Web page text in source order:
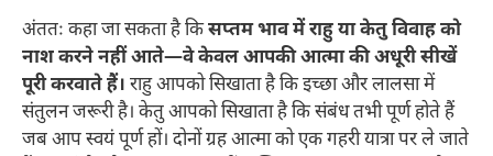
अंततः कहा जा सकता है किसप्तम भाव में राहु या केतु विवाह को
नाश करने नहीं आते—वे केवल आपकी आत्मा की अधूरी सीखें
पूरी करवाते हैं। राहु आपको सिखाता है कि इच्छा और लालसा में
संतुलन जरूरी है। केतु आपको सिखाता है कि संबंध तभी पूर्ण होते हैं
जब आप स्वयं पूर्ण हों। दोनों ग्रह आत्मा को एक गहरी यात्रा पर ले जाते